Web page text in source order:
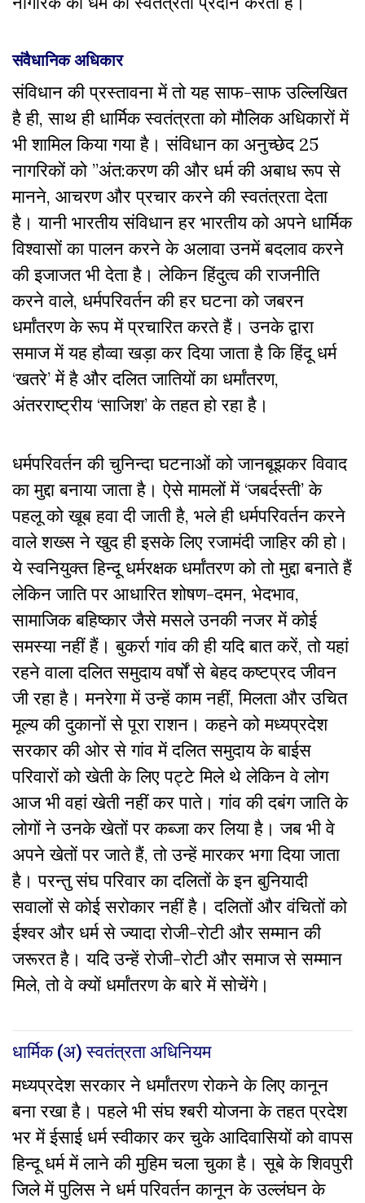
संवैधानिक अधिकार
संविधान की प्रस्तावना में तो यह साफ-साफ उल्लिखित
है ही, साथ ही धार्मिक स्वतंत्रता को मौलिक अधिकारों में
भी शामिल किया गया है। संविधान का अनुच्छेद 25
नागरिकों को ”अंत:करण की और धर्म की अबाध रूप से
मानने, आचरण और प्रचार करने की स्वतंत्रता देता
है। यानी भारतीय संविधान हर भारतीय को अपने धार्मिक
विश्वासों का पालन करने के अलावा उनमें बदलाव करने
की इजाजत भी देता है। लेकिन हिंदुत्व की राजनीति
करने वाले, धर्मपरिवर्तन की हर घटना को जबरन
धर्मांतरण के रूप में प्रचारित करते हैं। उनके द्वारा
समाज में यह हौव्वा खड़ा कर दिया जाता है कि हिंदू धर्म
‘खतरे’ में है और दलित जातियों का धर्मांतरण,
अंतरराष्ट्रीय ‘साजिश’ के तहत हो रहा है।
धर्मपरिवर्तन की चुनिन्दा घटनाओं को जानबूझकर विवाद
का मुद्दा बनाया जाता है। ऐसे मामलों में ‘जबर्दस्ती’ के
पहलू को खूब हवा दी जाती है, भले ही धर्मपरिवर्तन करने
वाले शख्स ने खुद ही इसके लिए रजामंदी जाहिर की हो।
ये स्वनियुक्त हिन्दू धर्मरक्षक धर्मांतरण को तो मुद्दा बनाते हैं
लेकिन जाति पर आधारित शोषण-दमन, भेदभाव,
सामाजिक बहिष्कार जैसे मसले उनकी नजर में कोई
समस्या नहीं हैं। बुकर्रा गांव की ही यदि बात करें, तो यहां
रहने वाला दलित समुदाय वर्षों से बेहद कष्टप्रद जीवन
जी रहा है। मनरेगा में उन्हें काम नहीं, मिलता और उचित
मूल्य की दुकानों से पूरा राशन। कहने को मध्यप्रदेश
सरकार की ओर से गांव में दलित समुदाय के बाईस
परिवारों को खेती के लिए पट्टे मिले थे लेकिन वे लोग
आज भी वहां खेती नहीं कर पाते। गांव की दबंग जाति के
लोगों ने उनके खेतों पर कब्जा कर लिया है। जब भी वे
अपने खेतों पर जाते हैं, तो उन्हें मारकर भगा दिया जाता
है। परन्तु संघ परिवार का दलितों के इन बुनियादी
सवालों से कोई सरोकार नहीं है। दलितों और वंचितों को
ईश्वर और धर्म से ज्यादा रोजी-रोटी और सम्मान की
जरूरत है। यदि उन्हें रोजी-रोटी और समाज से सम्मान
मिले, तो वे क्यों धर्मांतरण के बारे में सोचेंगे।
धार्मिक (अ) स्वतंत्रता अधिनियम
मध्यप्रदेश सरकार ने धर्मांतरण रोकने के लिए कानून
बना रखा है। पहले भी संघ श्बरी योजना के तहत प्रदेश
भर में ईसाई धर्म स्वीकार कर चुके आदिवासियों को वापस
हिन्दू धर्म में लाने की मुहिम चला चुका है। सूबे के शिवपुरी
जिले में पुलिस ने धर्म परिवर्तन कानून के उल्लंघन के